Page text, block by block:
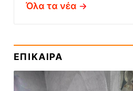
Όλα τα νέα
ΕΠΙΚΑΙΡΑ